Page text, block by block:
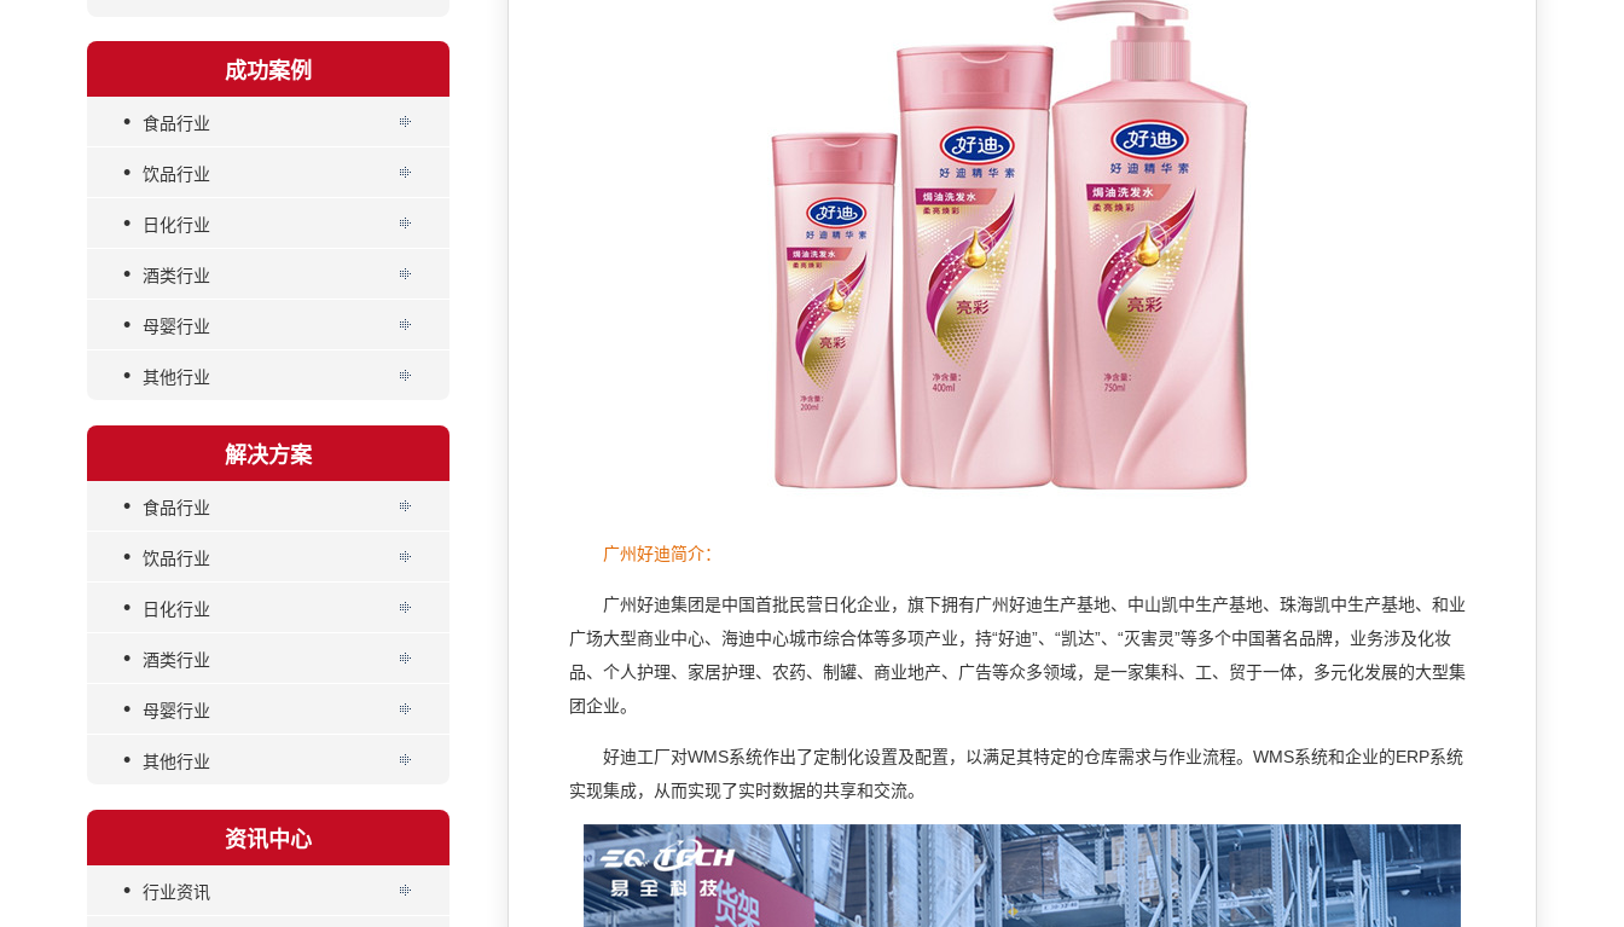
成功案例
• 食品行业
• 饮品行业
• 日化行业
• 酒类行业
• 母婴行业
• 其他行业
解决方案
• 食品行业
• 饮品行业
• 日化行业
• 酒类行业
• 母婴行业
• 其他行业
资讯中心
• 行业资讯
广州好迪简介：
广州好迪集团是中国首批民营日化企业，旗下拥有广州好迪生产基地、中山凯中生产基地、珠海凯中生产基地、和业
广场大型商业中心、海迪中心城市综合体等多项产业，持“好迪”、“凯达”、“灭害灵”等多个中国著名品牌，业务涉及化妆
品、个人护理、家居护理、农药、制罐、商业地产、广告等众多领域，是一家集科、工、贸于一体，多元化发展的大型集
团企业。
好迪工厂对WMS系统作出了定制化设置及配置，以满足其特定的仓库需求与作业流程。WMS系统和企业的ERP系统
实现集成，从而实现了实时数据的共享和交流。